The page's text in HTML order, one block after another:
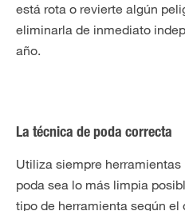
está rota o revierte algún
eliminarla de inmediato
año.
La técnica de poda correcta
Utiliza siempre
poda sea lo más limpia
tipo de herramienta según